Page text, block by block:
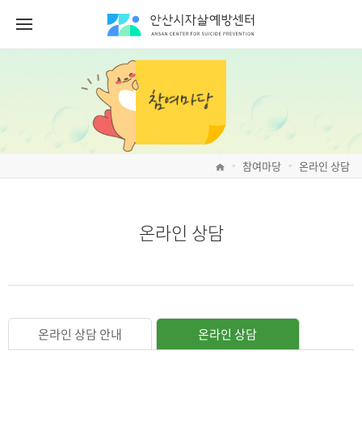
> 참여마당 > 온라인 상담
온라인 상담
온라인 상담 안내 온라인 상담